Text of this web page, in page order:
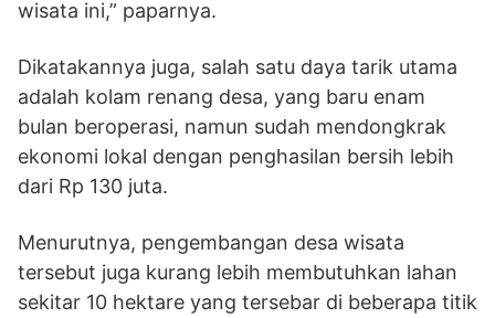
wisata ini,” paparnya.
Dikatakannya juga, salah satu daya tarik utama
adalah kolam renang desa, yang baru enam
bulan beroperasi, namun sudah mendongkrak
ekonomi lokal dengan penghasilan bersih lebih
dari Rp 130 juta.
Menurutnya, pengembangan desa wisata
tersebut juga kurang lebih membutuhkan lahan
sekitar 10 hektare yang tersebar di beberapa titik